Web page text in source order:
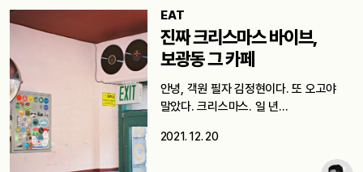
EAT
진짜 크리스마스 바이브,
보광동 그 카페
안녕, 객원 필자 김정현이다. 또 오고야
말았다. 크리스마스. 일 년…
2021. 12. 20